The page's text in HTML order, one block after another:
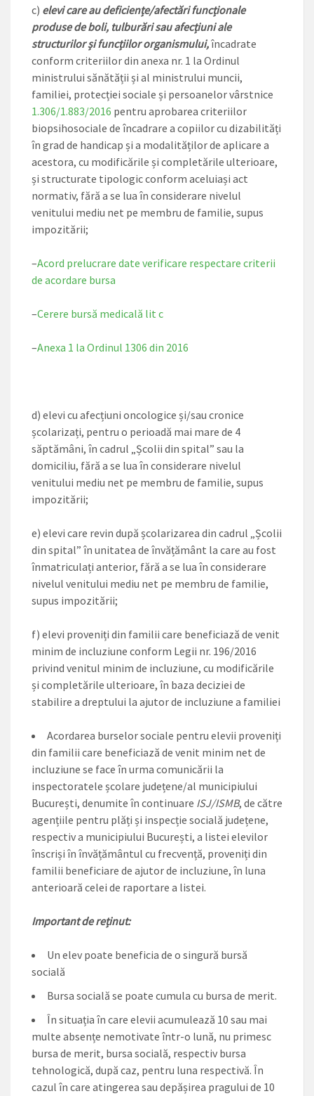
c) elevi care au deficiențe/afectări funcționale
produse de boli, tulburări sau afecțiuni ale
structurilor și funcțiilor organismului,încadrate
conform criteriilor din anexa nr. 1 la Ordinul
ministrului sănătății și al ministrului muncii,
familiei, protecției sociale și persoanelor vârstnice
1.306/1.883/2016 pentru aprobarea criteriilor
biopsihosociale de încadrare a copiilor cu dizabilități
în grad de handicap și a modalităților de aplicare a
acestora, cu modificările și completările ulterioare,
și structurate tipologic conform aceluiași act
normativ, fără a se lua în considerare nivelul
venitului mediu net pe membru de familie, supus
impozitării;
–Acord prelucrare date verificare respectare criterii
de acordare bursa
–Cerere bursă medicală lit c
–Anexa 1 la Ordinul 1306 din 2016
d) elevi cu afecțiuni oncologice și/sau cronice
școlarizați, pentru o perioadă mai mare de 4
săptămâni, în cadrul „Școlii din spital” sau la
domiciliu, fără a se lua în considerare nivelul
venitului mediu net pe membru de familie, supus
impozitării;
e) elevi care revin după școlarizarea din cadrul „Școlii
din spital” în unitatea de învățământ la care au fost
înmatriculați anterior, fără a se lua în considerare
nivelul venitului mediu net pe membru de familie,
supus impozitării;
f) elevi proveniți din familii care beneficiază de venit
minim de incluziune conform Legii nr. 196/2016
privind venitul minim de incluziune, cu modificările
și completările ulterioare, în baza deciziei de
stabilire a dreptului la ajutor de incluziune a familiei
Acordarea burselor sociale pentru elevii proveniți
din familii care beneficiază de venit minim net de
incluziune se face în urma comunicării la
inspectoratele școlare județene/al municipiului
București, denumite în continuare ISJ/ISMB, de către
agențiile pentru plăți și inspecție socială județene,
respectiv a municipiului București, a listei elevilor
înscriși în învățământul cu frecvență, proveniți din
familii beneficiare de ajutor de incluziune, în luna
anterioară celei de raportare a listei.
Important de reținut:
Un elev poate beneficia de o singură bursă
socială
Bursa socială se poate cumula cu bursa de merit.
În situația în care elevii acumulează 10 sau mai
multe absențe nemotivate într-o lună, nu primesc
bursa de merit, bursa socială, respectiv bursa
tehnologică, după caz, pentru luna respectivă. În
cazul în care atingerea sau depășirea pragului de 10